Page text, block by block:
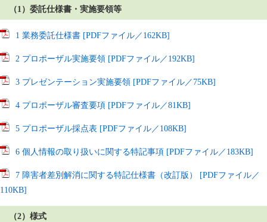
（1）委託仕様書・実施要領等
1 業務委託仕様書 [PDFファイル／162KB]
2 プロポーザル実施要領 [PDFファイル／192KB]
3 プレゼンテーション実施要領 [PDFファイル／75KB]
4 プロポーザル審査要項 [PDFファイル／81KB]
5 プロポーザル採点表 [PDFファイル／108KB]
6 個人情報の取り扱いに関する特記事項 [PDFファイル／183KB]
7 障害者差別解消に関する特記仕様書（改訂版） [PDFファイル／
110KB]
（2）様式